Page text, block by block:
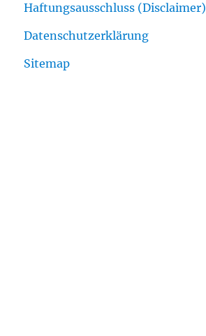
Haftungsausschluss (Disclaimer)
Datenschutzerklärung
Sitemap